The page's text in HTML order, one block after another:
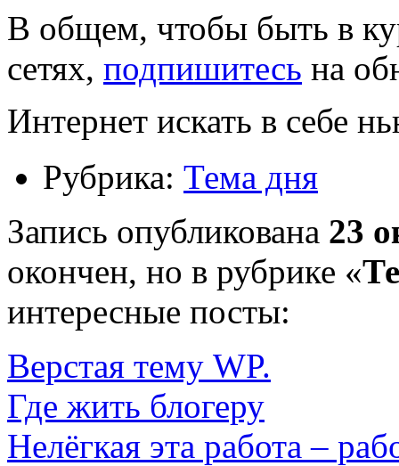
В общем, чтобы быть в
сетях, подпишитесь на
Интернет искать в себе
Рубрика: Тема дня
Запись опубликована 23
окончен, но в рубрике «
интересные посты:
Верстая тему WP.
Где жить блогеру
Нелёгкая эта работа –